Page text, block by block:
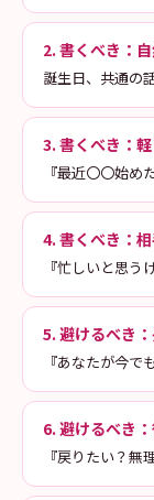
2. 書くべき：
誕生日、共通の
3. 書くべき：
『最近〇〇始め
4. 書くべき：
『忙しいと思う
5. 避けるべき
『あなたが今
6. 避けるべき
『戻りたい？無